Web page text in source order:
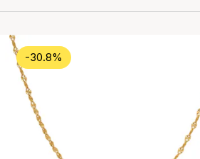
-30.8%